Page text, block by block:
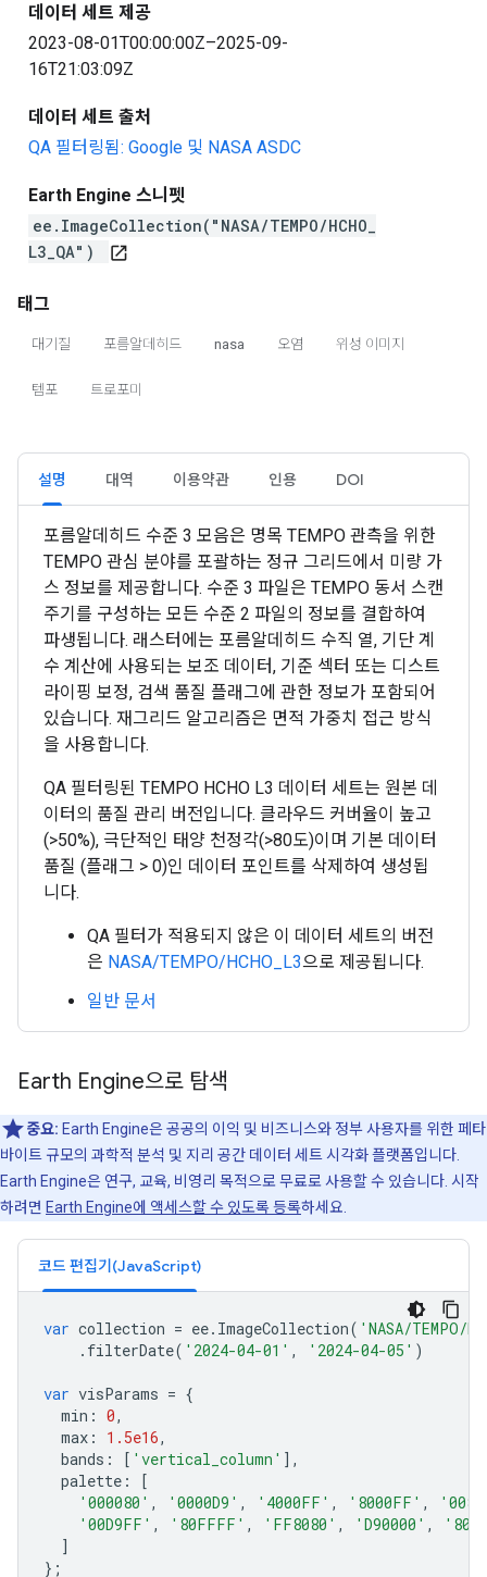
데이터 세트 제공
2023-08-01T00:00:00Z–2025-09-
16T21:03:09Z
데이터 세트 출처
QA 필터링됨: Google 및 NASA ASDC
Earth Engine 스니펫
ee.ImageCollection("NASA/TEMPO/HCHO_
L3_QA")
open_in_new
태그
대기질 포름알데히드 nasa 오염 위성 이미지
템포 트로포미
설명 대역 이용약관 인용 DOI
포름알데히드 수준 3 모음은 명목 TEMPO 관측을 위한
TEMPO 관심 분야를 포괄하는 정규 그리드에서 미량 가
스 정보를 제공합니다. 수준 3 파일은 TEMPO 동서 스캔
주기를 구성하는 모든 수준 2 파일의 정보를 결합하여
파생됩니다. 래스터에는 포름알데히드 수직 열, 기단 계
수 계산에 사용되는 보조 데이터, 기준 섹터 또는 디스트
라이핑 보정, 검색 품질 플래그에 관한 정보가 포함되어
있습니다. 재그리드 알고리즘은 면적 가중치 접근 방식
을 사용합니다.
QA 필터링된 TEMPO HCHO L3 데이터 세트는 원본 데
이터의 품질 관리 버전입니다. 클라우드 커버율이 높고
(>50%), 극단적인 태양 천정각(>80도)이며 기본 데이터
품질 (플래그 > 0)인 데이터 포인트를 삭제하여 생성됩
니다.
QA 필터가 적용되지 않은 이 데이터 세트의 버전
은 NASA/TEMPO/HCHO_L3으로 제공됩니다.
일반 문서
Earth Engine으로 탐색
중요: Earth Engine은 공공의 이익 및 비즈니스와 정부 사용자를 위한 페타
바이트 규모의 과학적 분석 및 지리 공간 데이터 세트 시각화 플랫폼입니다.
Earth Engine은 연구, 교육, 비영리 목적으로 무료로 사용할 수 있습니다. 시작
하려면 Earth Engine에 액세스할 수 있도록 등록하세요.
코드 편집기(JavaScript)
var collection = ee. ImageCollection( 'NASA/TEMPO/
. filterDate( '2024-04-01' , '2024-04-05' )
var visParams = {
min : 0,
max : 1.5e16,
bands : [ 'vertical_column' ],
palette :
[
'000080' , '0000D9' , '4000FF' , '8000FF' ,
'00D9FF' , '80FFFF' , 'FF8080' , 'D90000' ,
]
};